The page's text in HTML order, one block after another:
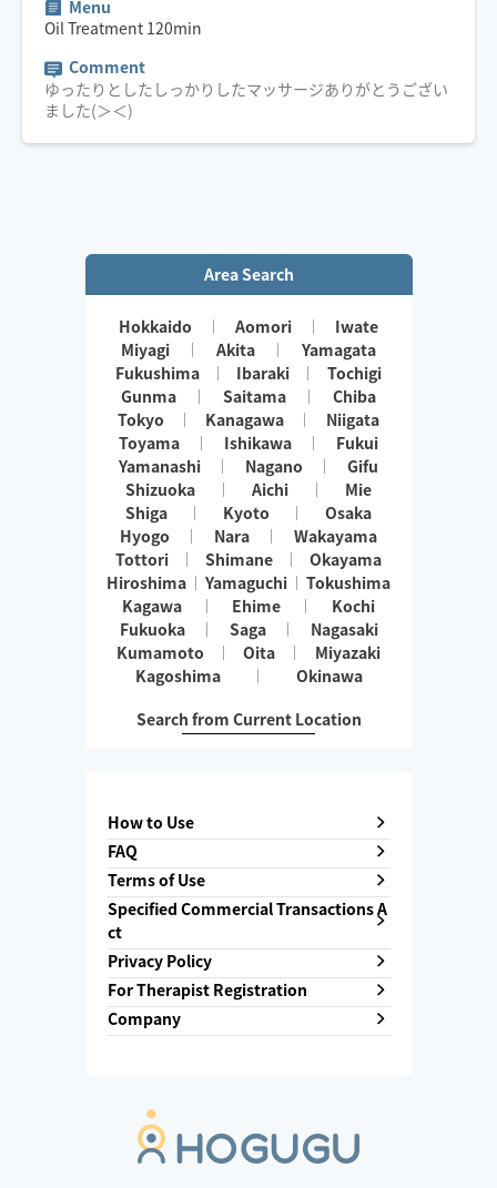
Menu
Oil Treatment 120min
Comment
ゆったりとしたしっかりしたマッサージありがとうござい
ました(＞＜)
Area Search
Hokkaido Aomori
Iwate
Miyagi
Akita
Yamagata
Fukushima
Ibaraki
Tochigi
Gunma
Saitama
Chiba
Tokyo
Kanagawa
Niigata
Toyama
Ishikawa
Fukui
Yamanashi
Nagano
Gifu
Shizuoka
Aichi
Mie
Shiga
Kyoto
Osaka
Hyogo
Nara
Wakayama
Tottori
Shimane
Okayama
Hiroshima
Yamaguchi
Tokushima
Kagawa
Ehime
Kochi
Fukuoka
Saga
Nagasaki
Kumamoto
Oita
Miyazaki
Kagoshima
Okinawa
Search from Current Location
How to Use
FAQ
Terms of Use
Specified Commercial Transactions A
ct
Privacy Policy
For Therapist Registration
Company